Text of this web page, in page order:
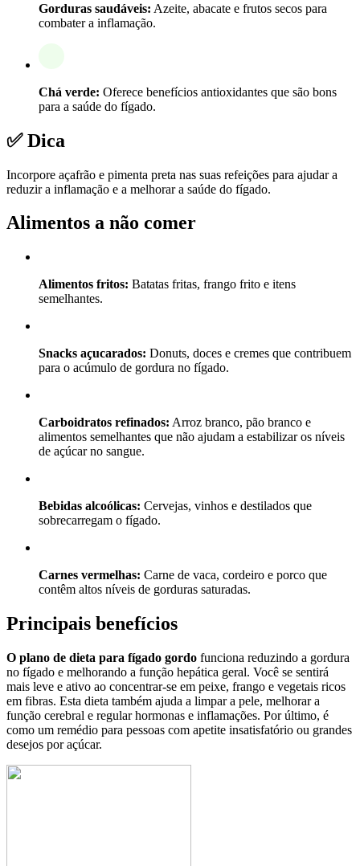
Gorduras saudáveis: Azeite, abacate e frutos secos para
combater a inflamação.
Chá verde: Oferece benefícios antioxidantes que são bons
para a saúde do fígado.
✅ Dica
Incorpore açafrão e pimenta preta nas suas refeições para ajudar a
reduzir a inflamação e a melhorar a saúde do fígado.
Alimentos a não comer
Alimentos fritos: Batatas fritas, frango frito e itens
semelhantes.
Snacks açucarados: Donuts, doces e cremes que contribuem
para o acúmulo de gordura no fígado.
Carboidratos refinados: Arroz branco, pão branco e
alimentos semelhantes que não ajudam a estabilizar os níveis
de açúcar no sangue.
Bebidas alcoólicas: Cervejas, vinhos e destilados que
sobrecarregam o fígado.
Carnes vermelhas: Carne de vaca, cordeiro e porco que
contêm altos níveis de gorduras saturadas.
Principais benefícios
O plano de dieta para fígado gordo funciona reduzindo a gordura
no fígado e melhorando a função hepática geral. Você se sentirá
mais leve e ativo ao concentrar-se em peixe, frango e vegetais ricos
em fibras. Esta dieta também ajuda a limpar a pele, melhorar a
função cerebral e regular hormonas e inflamações. Por último, é
como um remédio para pessoas com apetite insatisfatório ou grandes
desejos por açúcar.